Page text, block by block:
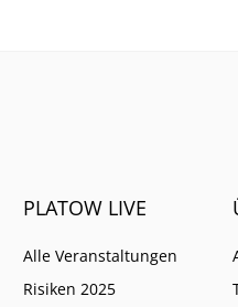
PLATOW LIVE
Alle Veranstaltungen
Risiken 2025